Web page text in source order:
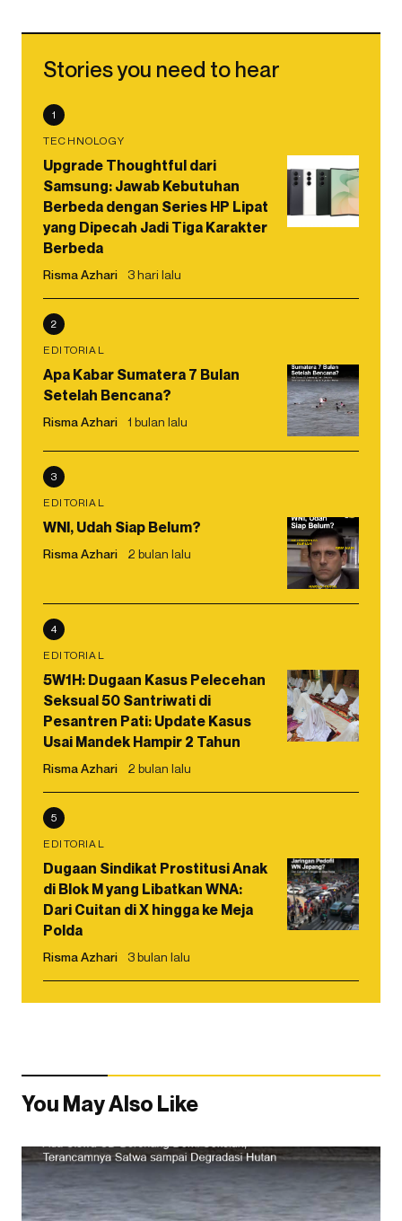
Stories you need to hear
1
TECHNOLOGY
Upgrade Thoughtful dari
Samsung: Jawab Kebutuhan
Berbeda dengan Series HP Lipat
yang Dipecah Jadi Tiga Karakter
Berbeda
Risma Azhari 3 hari lalu
2
EDITORIAL
Apa Kabar Sumatera 7 Bulan
Setelah Bencana?
Risma Azhari 1 bulan lalu
3
EDITORIAL
WNI, Udah Siap Belum?
Risma Azhari 2 bulan lalu
4
EDITORIAL
5W1H: Dugaan Kasus Pelecehan
Seksual 50 Santriwati di
Pesantren Pati: Update Kasus
Usai Mandek Hampir 2 Tahun
Risma Azhari 2 bulan lalu
5
EDITORIAL
Dugaan Sindikat Prostitusi Anak
di Blok M yang Libatkan WNA:
Dari Cuitan di X hingga ke Meja
Polda
Risma Azhari 3 bulan lalu
You May Also Like